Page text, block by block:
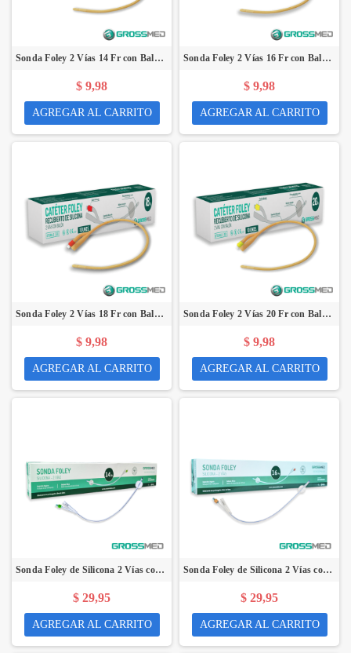
Sonda Foley 2 Vías 14 Fr con Balón de 5-15 mL (Recubierta de Silicona) (E) - Caja x 10 Unidades - GROSSMED
$ 9,98
AGREGAR AL CARRITO
Sonda Foley 2 Vías 16 Fr con Balón de 5-15 mL (Recubierta de Silicona) (E) - Caja x 10 Unidades - GROSSMED
$ 9,98
AGREGAR AL CARRITO
Sonda Foley 2 Vías 18 Fr con Balón de 5-15 mL (Recubierta de Silicona) (E) - Caja x 10 Unidades - GROSSMED
$ 9,98
AGREGAR AL CARRITO
Sonda Foley 2 Vías 20 Fr con Balón de 5-15 mL (Recubierta de Silicona) (E) - Caja x 10 Unidades - GROSSMED
$ 9,98
AGREGAR AL CARRITO
Sonda Foley de Silicona 2 Vías con Válvula de Plástico 14 Fr y Balón de 5 - 15 mL (E) - Caja x 10 Unidades - GROSSMED
$ 29,95
AGREGAR AL CARRITO
Sonda Foley de Silicona 2 Vías con Válvula de Plástico 16 Fr y Balón de 5 - 15 mL (E) - Caja x 10 Unidades - GROSSMED
$ 29,95
AGREGAR AL CARRITO